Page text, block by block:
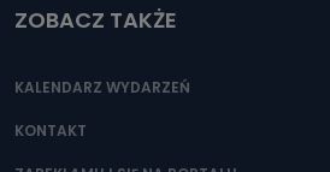
ZOBACZ TAKŻE
KALENDARZ WYDARZEŃ
KONTAKT